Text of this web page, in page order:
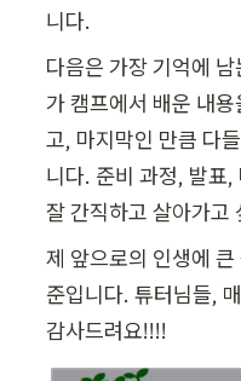
니다.
다음은 가장 기억에
가 캠프에서 배운 내
고, 마지막인 만큼 다
니다. 준비 과정, 발표
잘 간직하고 살아가고
제 앞으로의 인생에
준입니다. 튜터님들,
감사드려요!!!!